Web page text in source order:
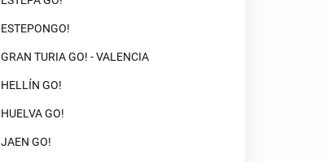
ESTEPONGO!
GRAN TURIA GO! - VALENCIA
HELLÍN GO!
HUELVA GO!
JAEN GO!